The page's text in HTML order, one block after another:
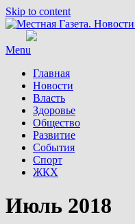
Skip to content
Menu
Главная
Новости
Власть
Здоровье
Общество
Развитие
События
Спорт
ЖКХ
Месяц
:
Июль 2018